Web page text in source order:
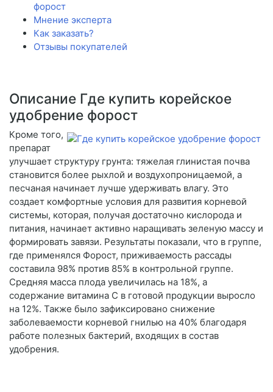
форост
Мнение эксперта
Как заказать?
Отзывы покупателей
Описание Где купить корейское
удобрение форост
Кроме того,
препарат
улучшает структуру грунта: тяжелая глинистая почва
становится более рыхлой и воздухопроницаемой, а
песчаная начинает лучше удерживать влагу. Это
создает комфортные условия для развития корневой
системы, которая, получая достаточно кислорода и
питания, начинает активно наращивать зеленую массу и
формировать завязи. Результаты показали, что в группе,
где применялся Форост, приживаемость рассады
составила 98% против 85% в контрольной группе.
Средняя масса плода увеличилась на 18%, а
содержание витамина С в готовой продукции выросло
на 12%. Также было зафиксировано снижение
заболеваемости корневой гнилью на 40% благодаря
работе полезных бактерий, входящих в состав
удобрения.